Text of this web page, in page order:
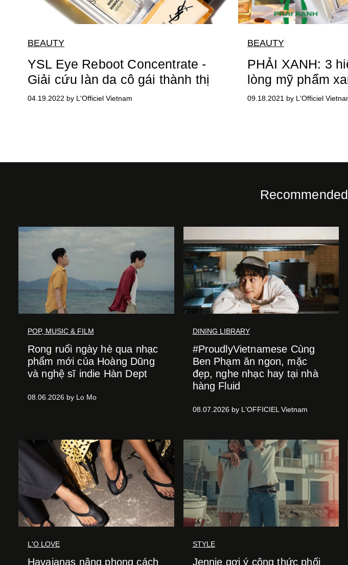
BEAUTY
YSL Eye Reboot Concentrate -
Giải cứu làn da cô gái thành thị
04.19.2022 by L'Officiel Vietnam
BEAUTY
PHẢI XANH: 3
lòng mỹ phẩm
09.18.2021 by L'Officiel
POP, MUSIC & FILM
Rong ruổi ngày hè qua nhạc
phẩm mới của Hoàng Dũng
và nghệ sĩ indie Hàn Dept
08.06.2026 by Lo Mo
DINING LIBRARY
#ProudlyVietnamese Cùng
Ben Phạm ăn ngon, mặc
đẹp, nghe nhạc hay tại nhà
hàng Fluid
08.07.2026 by L'OFFICIEL Vietnam
L'O LOVE
Havaianas nâng phong cách
STYLE
Jennie gợi ý công thức phối